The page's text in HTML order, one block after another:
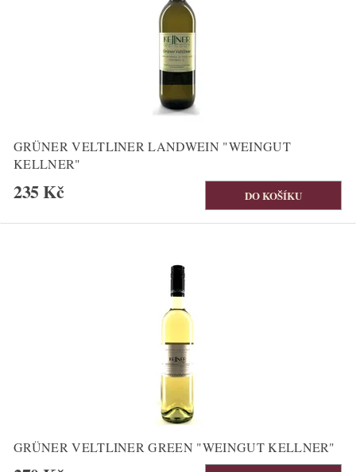
GRÜNER VELTLINER LANDWEIN "WEINGUT
KELLNER"
235 Kč
GRÜNER VELTLINER GREEN "WEINGUT KELLNER"